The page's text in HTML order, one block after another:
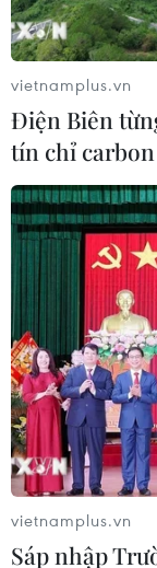
vụ chính của
hiệu quả hơn và
lược quốc tế,
Đức: Đảng
minh cầm
28/09/2021 13:20
vietnamplus.vn
Điện Biên
tín chỉ
vietnamplus.vn
Sáp nhập